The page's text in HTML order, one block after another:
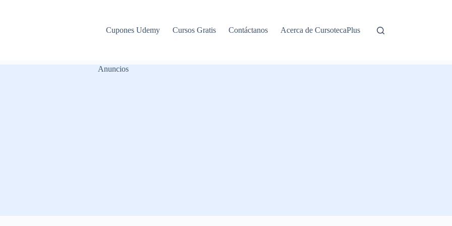
Cupones Udemy Cursos Gratis Contáctanos Acerca de CursotecaPlus
Anuncios